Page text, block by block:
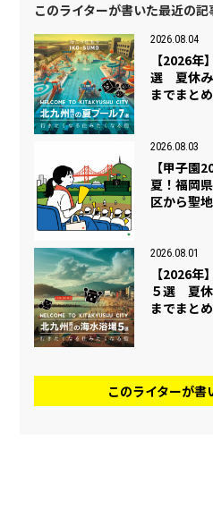
このライターが書いた最近の記
2026.08.04
【2026
選 夏休み
までまと
2026.08.03
【甲子園
夏！福岡
区から聖
2026.08.01
【2026
５選 夏休
までまと
このライターが書